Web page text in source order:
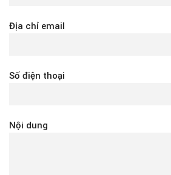
Địa chỉ email
Số điện thoại
Nội dung